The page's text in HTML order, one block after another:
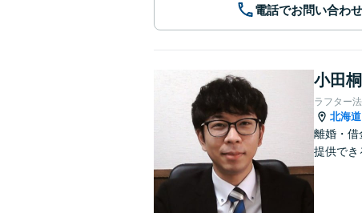
電話でお問い合わせ
小田
ラフター
北海道
離婚・借
提供でき